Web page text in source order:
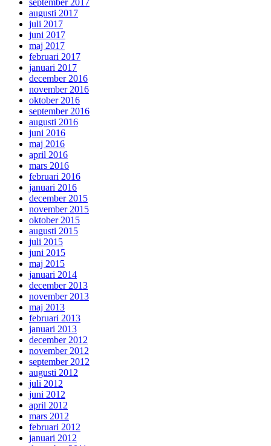
augusti 2017
juli 2017
juni 2017
maj 2017
februari 2017
januari 2017
december 2016
november 2016
oktober 2016
september 2016
augusti 2016
juni 2016
maj 2016
april 2016
mars 2016
februari 2016
januari 2016
december 2015
november 2015
oktober 2015
augusti 2015
juli 2015
juni 2015
maj 2015
januari 2014
december 2013
november 2013
maj 2013
februari 2013
januari 2013
december 2012
november 2012
september 2012
augusti 2012
juli 2012
juni 2012
april 2012
mars 2012
februari 2012
januari 2012